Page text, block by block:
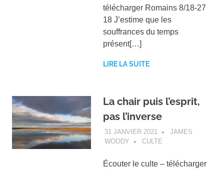
télécharger Romains 8/18-27
18 J’estime que les
souffrances du temps
présent[…]
LIRE LA SUITE
La chair puis l’esprit,
pas l’inverse
31 JANVIER 2021
JAMES
WOODY
CULTE
Écouter le culte – télécharger